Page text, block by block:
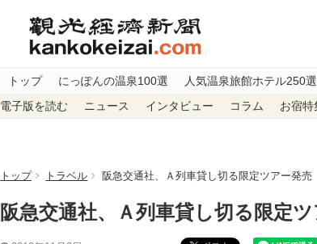
トップ にっぽんの温泉100選 人気温泉旅館ホテル250選
電子版を読む ニュース インタビュー コラム お宿特
トップ トラベル 阪急交通社、Ａ列車貸し切る限定ツアー発売
阪急交通社、Ａ列車貸し切る限定